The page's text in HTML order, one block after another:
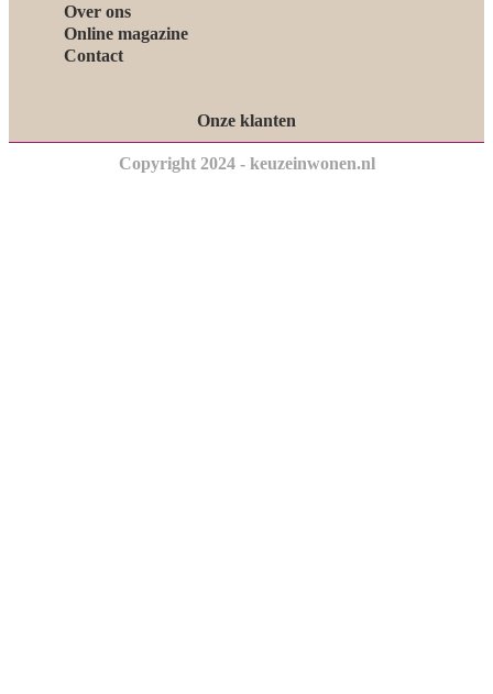
Over ons
Online magazine
Contact
Onze klanten
Copyright 2024 - keuzeinwonen.nl